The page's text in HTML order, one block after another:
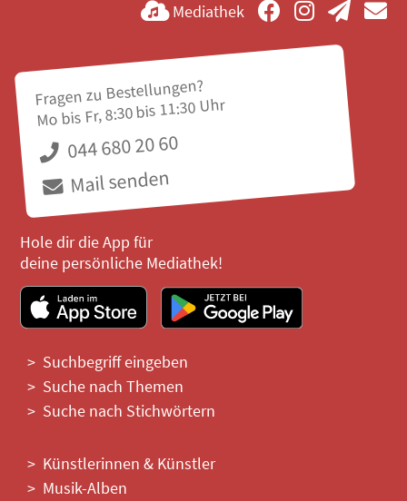
Mediathek
Fragen zu Bestellungen?
Mo bis Fr, 8:30 bis 11:30 Uhr
044 680 20 60
Mail senden
Hole dir die App für
deine persönliche Mediathek!
Suchbegriff eingeben
Suche nach Themen
Suche nach Stichwörtern
Künstlerinnen & Künstler
Musik-Alben